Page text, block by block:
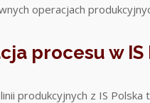
operacjach
procesu w IS
produkcyjnych z IS